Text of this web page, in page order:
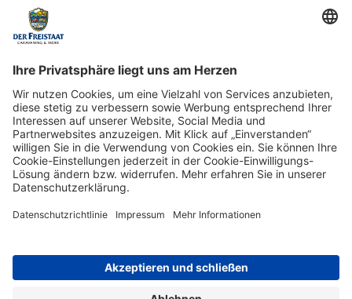
Newsletter: Jetzt auf
shop.derfreistaat.de anmelden und
einen 5€ Gutschein für unseren Online-
Shop erhalten!*
Impressum Datenschutz Barrierefreiheit